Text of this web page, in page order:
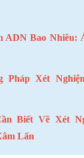
ADN Bao Nhiêu:
Pháp Xét
Biết Về Xét
Lấn